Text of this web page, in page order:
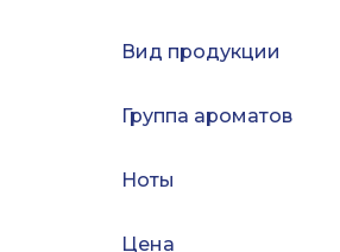
Armaf
ArteOlfatto
L'Agent Eau Provocateur
Maitresse
Petale Noir
Вид продукции
Группа ароматов
Ноты
Цена